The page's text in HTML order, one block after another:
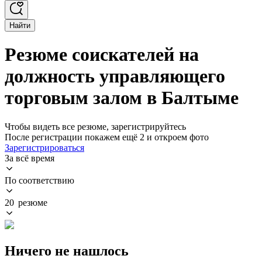
Найти
Резюме соискателей на
должность управляющего
торговым залом в Балтыме
Чтобы видеть все резюме, зарегистрируйтесь
После регистрации покажем ещё 2 и откроем фото
Зарегистрироваться
За всё время
По соответствию
20 резюме
Ничего не нашлось